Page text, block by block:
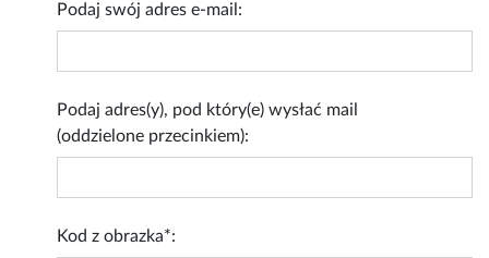
Podaj swój adres e-mail:
Podaj adres(y), pod który(e) wysłać mail
(oddzielone przecinkiem):
Kod z obrazka*: